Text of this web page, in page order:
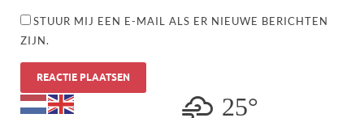
STUUR MIJ EEN E-MAIL ALS ER NIEUWE BERICHTEN
ZIJN.
25°